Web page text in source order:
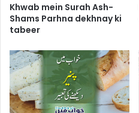
Khwab mein Surah Ash-
Shams Parhna dekhnay ki
tabeer